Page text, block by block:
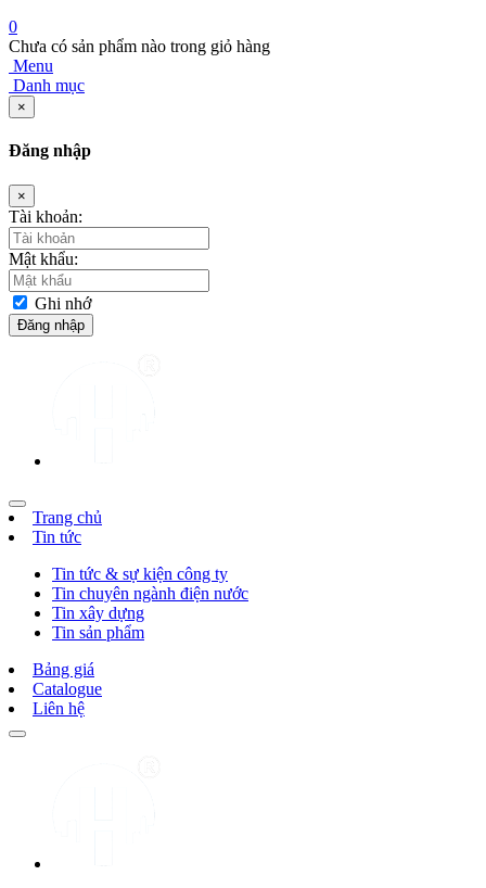
0
Chưa có sản phẩm nào trong giỏ hàng
Menu
Danh mục
×
Đăng nhập
×
Tài khoản:
Mật khẩu:
Ghi nhớ
Trang chủ
Tin tức
Tin tức & sự kiện công ty
Tin chuyên ngành điện nước
Tin xây dựng
Tin sản phẩm
Bảng giá
Catalogue
Liên hệ